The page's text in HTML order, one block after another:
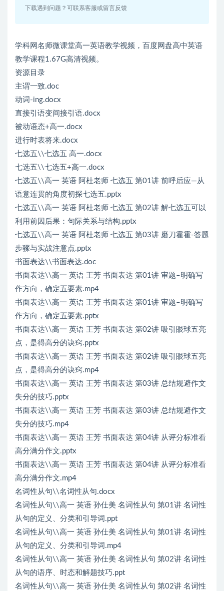
下载遇到问题？可联系客服或留言反馈
学科网名师微课堂高一英语教学视频，百度网盘高中英语
教学课程1.67G高清视频。
资源目录
主谓一致.doc
动词-ing.docx
直接引语变间接引语.docx
被动语态+高一.docx
进行时表将来.docx
七选五\\七选五 高一.docx
七选五\\七选五+高一.docx
七选五\\高一 英语 阿杜老师 七选五 第01讲 前呼后应—从
语意连贯的角度初探七选五.pptx
七选五\\高一 英语 阿杜老师 七选五 第02讲 解七选五可以
利用前因后果：句际关系与结构.pptx
七选五\\高一 英语 阿杜老师 七选五 第03讲 磨刀霍霍-答题
步骤与实战注意点.pptx
书面表达\\书面表达.doc
书面表达\\高一 英语 王芳 书面表达 第01讲 审题–明确写
作方向，确定五要素.mp4
书面表达\\高一 英语 王芳 书面表达 第01讲 审题–明确写
作方向，确定五要素.pptx
书面表达\\高一 英语 王芳 书面表达 第02讲 吸引眼球五亮
点，是得高分的诀窍.pptx
书面表达\\高一 英语 王芳 书面表达 第02讲 吸引眼球五亮
点，是得高分的诀窍.mp4
书面表达\\高一 英语 王芳 书面表达 第03讲 总结规避作文
失分的技巧.pptx
书面表达\\高一 英语 王芳 书面表达 第03讲 总结规避作文
失分的技巧.mp4
书面表达\\高一 英语 王芳 书面表达 第04讲 从评分标准看
高分满分作文.pptx
书面表达\\高一 英语 王芳 书面表达 第04讲 从评分标准看
高分满分作文.mp4
名词性从句\\名词性从句.docx
名词性从句\\高一 英语 孙仕美 名词性从句 第01讲 名词性
从句的定义、分类和引导词.ppt
名词性从句\\高一 英语 孙仕美 名词性从句 第01讲 名词性
从句的定义、分类和引导词.mp4
名词性从句\\高一 英语 孙仕美 名词性从句 第02讲 名词性
从句的语序、时态和解题技巧.ppt
名词性从句\\高一 英语 孙仕美 名词性从句 第02讲 名词性